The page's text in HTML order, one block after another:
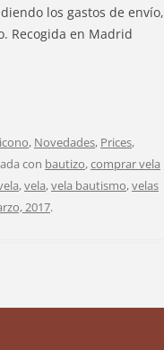
los gastos de envío,
Recogida en Madrid
icono, Novedades, Prices,
con bautizo,comprar vela
,vela,vela bautismo,velas
2017.